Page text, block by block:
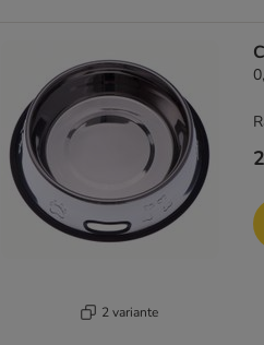
2 variante